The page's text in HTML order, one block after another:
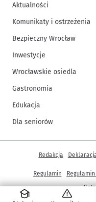
Aktualności
Komunikaty i ostrzeżenia
Bezpieczny Wrocław
Inwestycje
Wrocławskie osiedla
Gastronomia
Edukacja
Dla seniorów
Inne informacje
Redakcja
Regulamin